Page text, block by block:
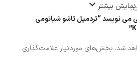
نمایش بیشتر
می نویسد “تردمیل تاشو شیائومی
شد. بخش‌های موردنیاز علامت‌گذاری